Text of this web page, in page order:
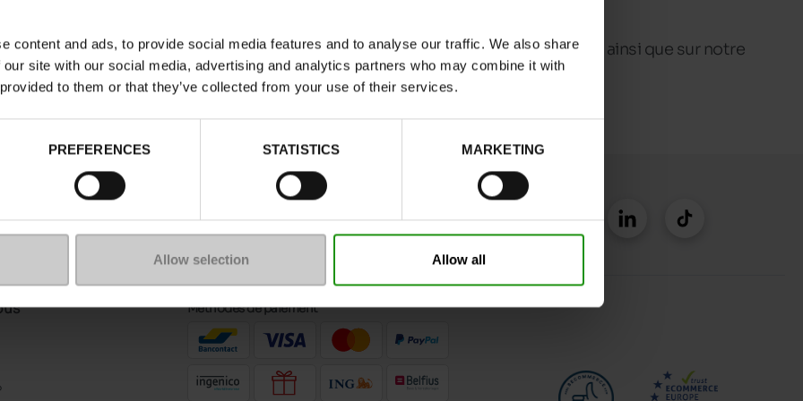
content and ads, to provide social media features and to analyse our traffic. We also share
site with our social media, advertising and analytics partners who may combine it with
to them or that they’ve collected from your use of their services.
PREFERENCES STATISTICS MARKETING
Allow selection Allow all
s'associer avec de nombreux look.
disponible dans les rayons de nosmagasins Chaussures Maniet ! Luxus
ainsi que sur notre
Nous suivre
Méthodes de paiement